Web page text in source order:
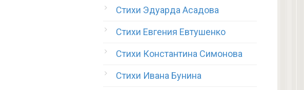
Стихи Эдуарда Асадова
Стихи Евгения Евтушенко
Стихи Константина Симонова
Стихи Ивана Бунина